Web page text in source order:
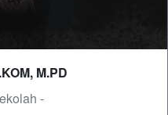
M.PD
-